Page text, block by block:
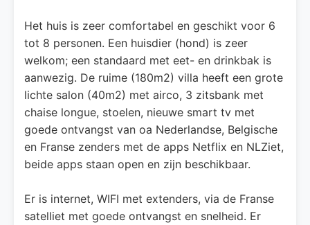
Het huis is zeer comfortabel en geschikt voor 6
tot 8 personen. Een huisdier (hond) is zeer
welkom; een standaard met eet- en drinkbak is
aanwezig. De ruime (180m2) villa heeft een grote
lichte salon (40m2) met airco, 3 zitsbank met
chaise longue, stoelen, nieuwe smart tv met
goede ontvangst van oa Nederlandse, Belgische
en Franse zenders met de apps Netflix en NLZiet,
beide apps staan open en zijn beschikbaar.
Er is internet, WIFI met extenders, via de Franse
satelliet met goede ontvangst en snelheid. Er